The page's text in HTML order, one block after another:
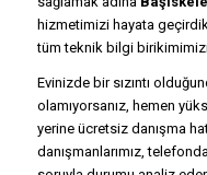
hizmetimizi hayata
tüm teknik bilgi
Evinizde bir sızıntı
olamıyorsanız, hemen
yerine ücretsiz danışma
danışmanlarımız,